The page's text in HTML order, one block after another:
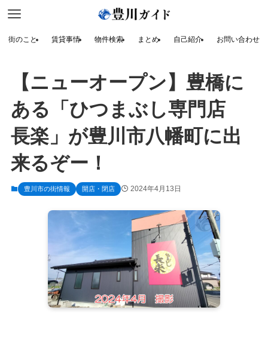
街のこと 賃貸事情 物件検索 まとめ 自己紹介 お問い合わせ
【ニューオープン】豊橋に
ある「ひつまぶし専門店
長楽」が豊川市八幡町に出
来るぞー！
豊川市の街情報 開店・閉店 2024年4月13日